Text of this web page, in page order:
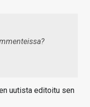
uutista editoitu sen